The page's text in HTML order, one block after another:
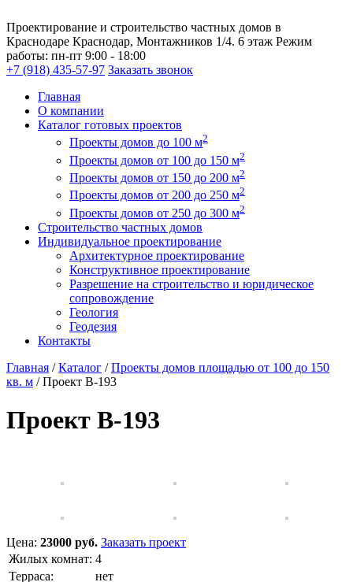
Проектирование и строительство частных домов в
Краснодаре Краснодар, Монтажников 1/4. 6 этаж Режим
работы: пн-пт 9:00 - 18:00
+7 (918) 435-57-97 Заказать звонок
Главная
О компании
Каталог готовых проектов
Проекты домов до 100 м2
Проекты домов от 100 до 150 м2
Проекты домов от 150 до 200 м2
Проекты домов от 200 до 250 м2
Проекты домов от 250 до 300 м2
Строительство частных домов
Индивидуальное проектирование
Архитектурное проектирование
Конструктивное проектирование
Разрешение на строительство и юридическое
сопровождение
Геология
Геодезия
Контакты
Главная /Каталог /Проекты домов площадью от 100 до 150
кв. м /Проект B-193
Проект B-193
Цена: 23000 руб. Заказать проект
Жилых комнат: 4
Терраса:
нет